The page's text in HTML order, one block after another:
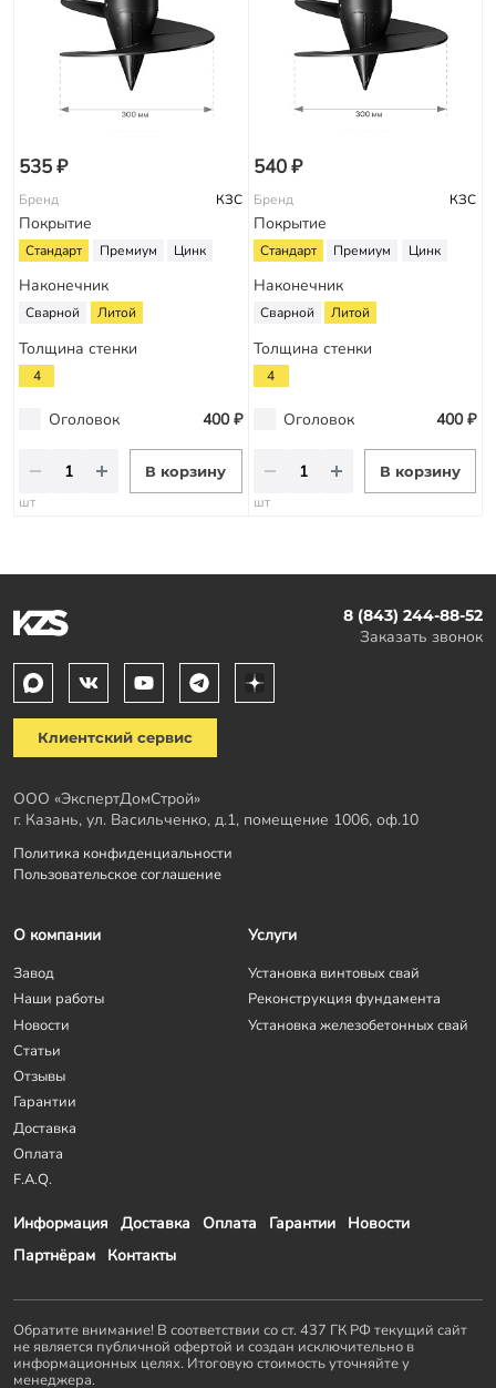
535 ₽
Бренд КЗС
Покрытие
Стандарт Премиум Цинк
Наконечник
Сварной Литой
Толщина стенки
4
Оголовок 400 ₽
В корзину
шт
540 ₽
Бренд КЗС
Покрытие
Стандарт Премиум Цинк
Наконечник
Сварной Литой
Толщина стенки
4
Оголовок 400 ₽
В корзину
шт
8 (843) 244-88-52
Заказать звонок
Клиентский сервис
ООО «ЭкспертДомСтрой»
г. Казань, ул. Васильченко, д.1, помещение 1006, оф.10
Политика конфиденциальности
Пользовательское соглашение
Информация Доставка Оплата Гарантии
Новости
Партнёрам
Контакты
О компании
Завод
Наши работы
Новости
Статьи
Отзывы
Гарантии
Доставка
Оплата
F.A.Q.
Услуги
Установка винтовых свай
Реконструкция фундамента
Установка железобетонных свай
Обратите внимание! В соответствии со ст. 437 ГК РФ текущий сайт
не является публичной офертой и создан исключительно в
информационных целях. Итоговую стоимость уточняйте у
менеджера.